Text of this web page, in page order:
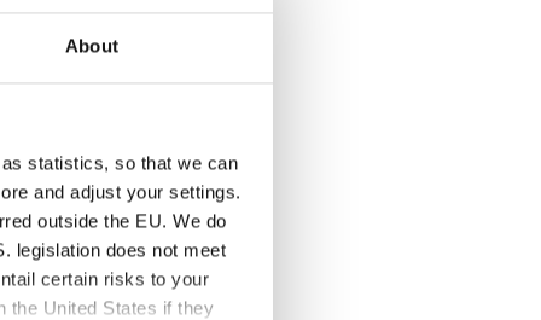
About
statistics, so that we can
and adjust your settings.
outside the EU. We do
legislation does not meet
certain risks to your
the United States if they
rapporter och dashboards.
AI-funktioner som
användbart för att identifiera